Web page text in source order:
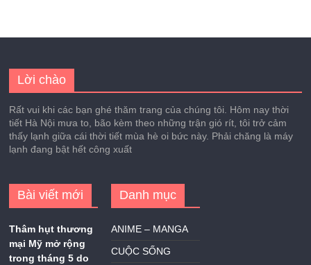
Lời chào
Rất vui khi các bạn ghé thăm trang của chúng tôi. Hôm nay thời
tiết Hà Nội mưa to, bão kèm theo những trận gió rít, tôi trở cảm
thấy lạnh giữa cái thời tiết mùa hè oi bức này. Phải chăng là máy
lạnh đang bật hết công xuất
Bài viết mới
Thâm hụt thương
mại Mỹ mở rộng
trong tháng 5 do
Danh mục
ANIME – MANGA
CUỘC SỐNG